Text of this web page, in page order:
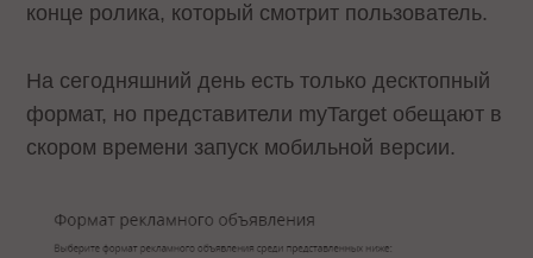
конце ролика, который смотрит пользователь.
На сегодняшний день есть только десктопный
формат, но представители myTarget обещают в
скором времени запуск мобильной версии.